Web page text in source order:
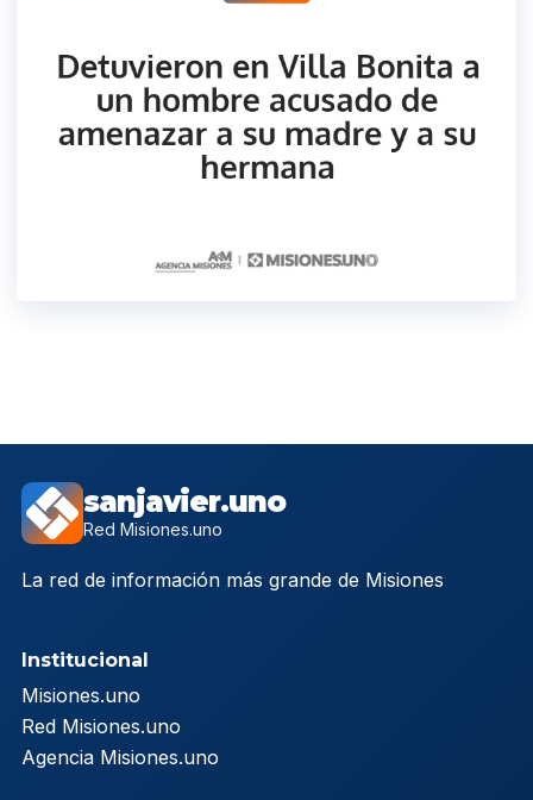
sanjavier.uno
Red Misiones.uno
La red de información más grande de Misiones
Institucional
Misiones.uno
Red Misiones.uno
Agencia Misiones.uno